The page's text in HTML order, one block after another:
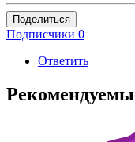
Поделиться
Подписчики 0
Ответить